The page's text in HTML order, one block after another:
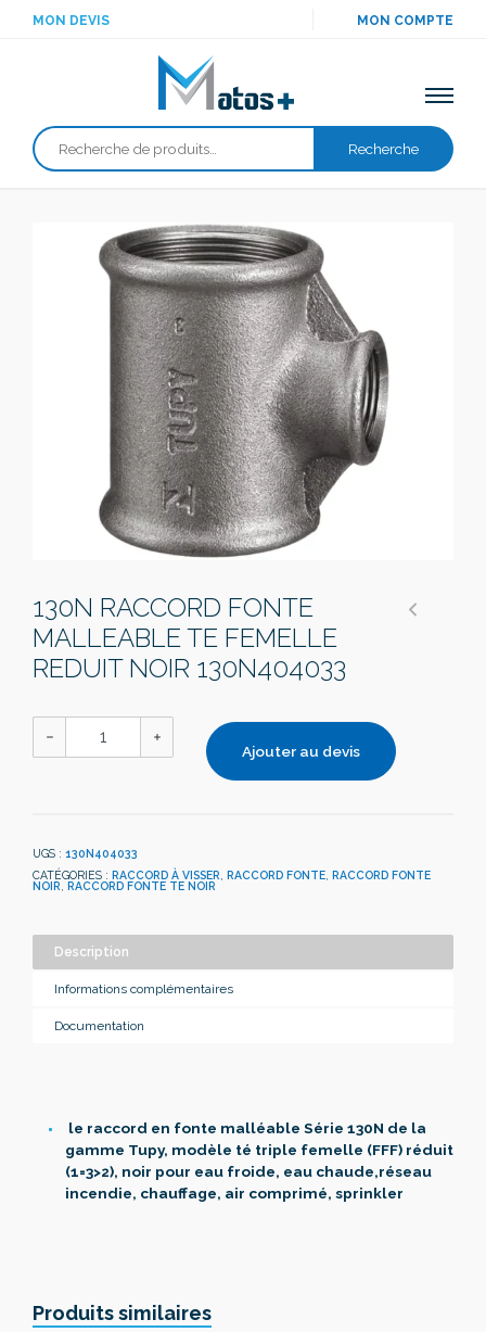
MON DEVIS MON COMPTE
Recherche
Recherche
130N RACCORD FONTE
MALLEABLE TE FEMELLE
REDUIT NOIR 130N404033
Ajouter au devis
UGS : 130N404033
CATÉGORIES : RACCORD À VISSER RACCORD FONTE RACCORD FONTE
NOIR RACCORD FONTE TE NOIR
Description
Informations complémentaires
Documentation
le raccord en fonte malléable Série 130N de la
gamme Tupy, modèle té triple femelle (FFF) réduit
(1=3>2), noir pour eau froide, eau chaude,réseau
incendie, chauffage, air comprimé, sprinkler
Produits similaires